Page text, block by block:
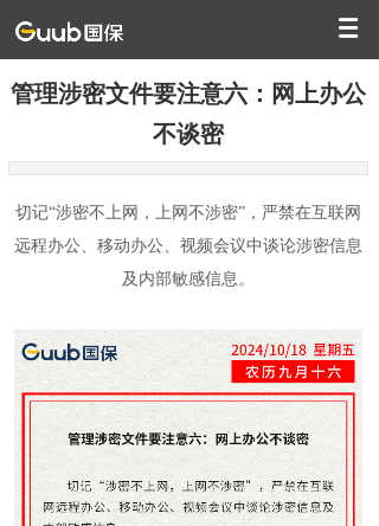
管理涉密文件要注意六：网上办公
不谈密
切记“涉密不上网，上网不涉密”，严禁在互联网
远程办公、移动办公、视频会议中谈论涉密信息
及内部敏感信息。